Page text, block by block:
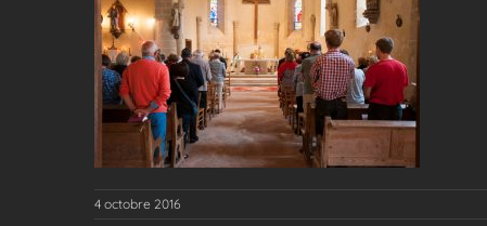
4 octobre 2016